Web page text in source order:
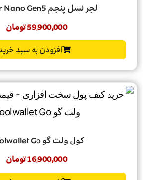
لجر نسل پنجم Ledger Nano Gen5
59,900,000تومان
افزودن به سبد خرید
کول ولت گو Coolwallet Go
16,900,000تومان